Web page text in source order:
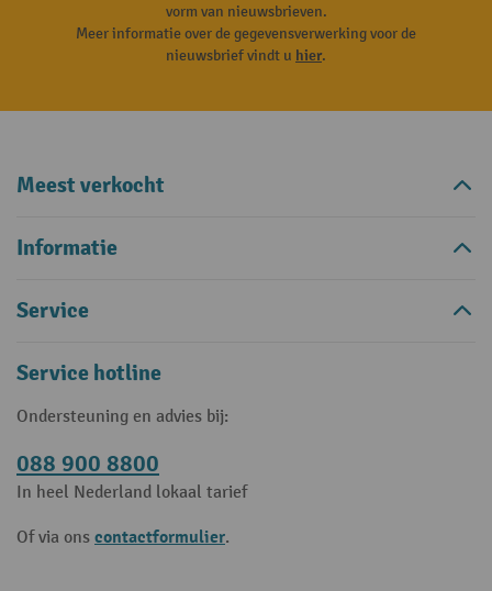
vorm van nieuwsbrieven.
Meer informatie over de gegevensverwerking voor de
nieuwsbrief vindt u hier.
Meest verkocht
Informatie
Service
Service hotline
Ondersteuning en advies bij:
088 900 8800
In heel Nederland lokaal tarief
Of via ons contactformulier.